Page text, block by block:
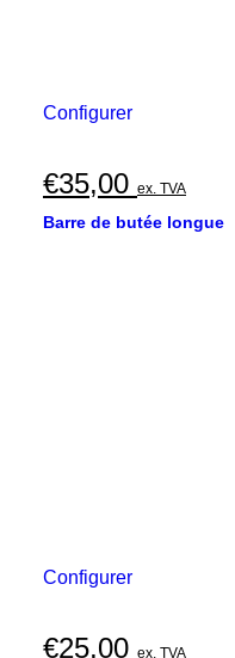
Configurer
€35,00 ex. TVA
Barre de butée longue
Configurer
€25,00 ex. TVA